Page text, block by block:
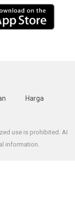
Harga
use is prohibited. AI
information.